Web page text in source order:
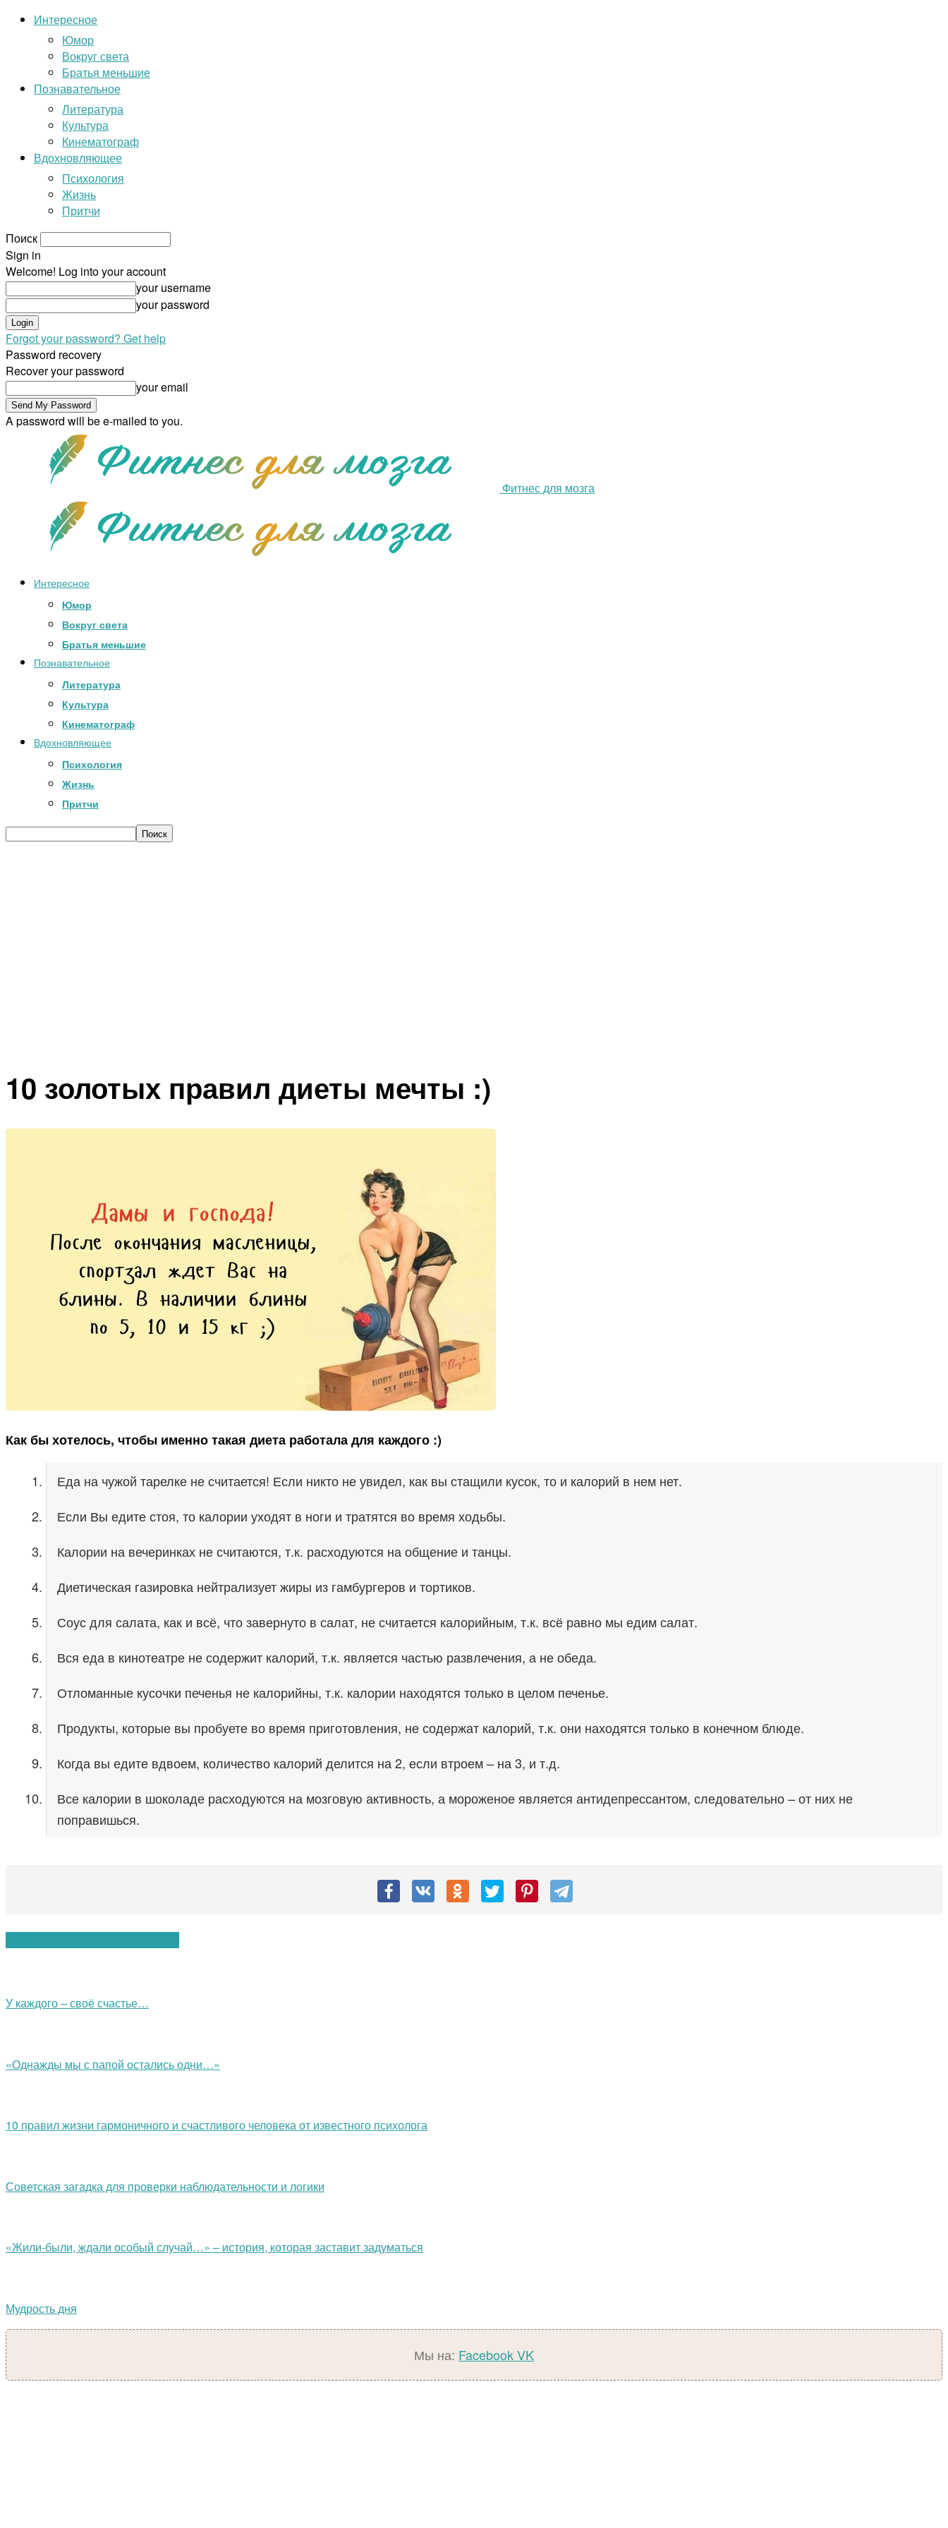
Интересное
Юмор
Вокруг света
Братья меньшие
Познавательное
Литература
Культура
Кинематограф
Вдохновляющее
Психология
Жизнь
Притчи
Поиск
Sign in
Welcome! Log into your account
your username
your password
Forgot your password? Get help
Password recovery
Recover your password
your email
A password will be e-mailed to you.
Фитнес для мозга
Интересное
Юмор
Вокруг света
Братья меньшие
Познавательное
Литература
Культура
Кинематограф
Вдохновляющее
Психология
Жизнь
Притчи
10 золотых правил диеты мечты :)
Как бы хотелось, чтобы именно такая диета работала для каждого :)
Еда на чужой тарелке не считается! Если никто не увидел, как вы стащили кусок, то и калорий в нем нет.
Если Вы едите стоя, то калории уходят в ноги и тратятся во время ходьбы.
Калории на вечеринках не считаются, т.к. расходуются на общение и танцы.
Диетическая газировка нейтрализует жиры из гамбургеров и тортиков.
Соус для салата, как и всё, что завернуто в салат, не считается калорийным, т.к. всё равно мы едим салат.
Вся еда в кинотеатре не содержит калорий, т.к. является частью развлечения, а не обеда.
Отломанные кусочки печенья не калорийны, т.к. калории находятся только в целом печенье.
Продукты, которые вы пробуете во время приготовления, не содержат калорий, т.к. они находятся только в конечном блюде.
Когда вы едите вдвоем, количество калорий делится на 2, если втроем – на 3, и т.д.
Все калории в шоколаде расходуются на мозговую активность, а мороженое является антидепрессантом, следовательно – от них не
поправишься.
У каждого – своё счастье…
«Однажды мы с папой остались одни…»
10 правил жизни гармоничного и счастливого человека от известного психолога
Советская загадка для проверки наблюдательности и логики
«Жили-были, ждали особый случай…» – история, которая заставит задуматься
Мудрость дня
Мы на: FacebookVK